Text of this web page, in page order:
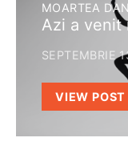
MOARTEA
Azi a venit
SEPTEMBRIE
VIEW POST